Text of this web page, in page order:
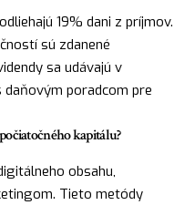
19% dani z príjmov.
sú zdanené
sa udávajú v
poradcom pre
kapitálu?
obsahu,
Tieto metódy